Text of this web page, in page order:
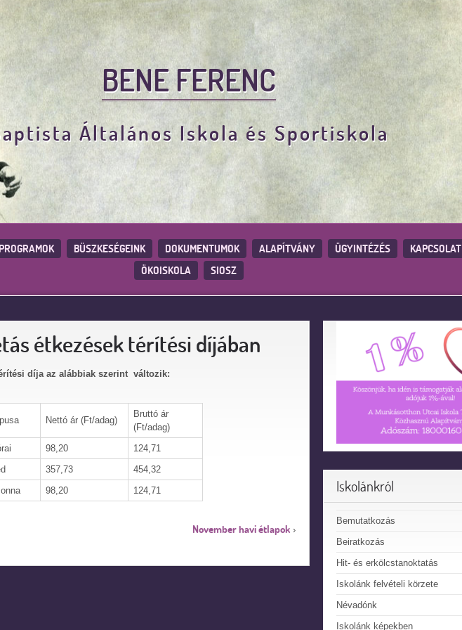
BENE FERENC
Általános Iskola és Sportiskola
PROGRAMOK BÜSZKESÉGEINK DOKUMENTUMOK ALAPÍTVÁNY ÜGYINTÉZÉS KAPCSOLAT
ÖKOISKOLA
SIOSZ
étkezések térítési díjában
díja az alábbiak szerint változik:
Nettó ár (Ft/adag)
Bruttó ár
(Ft/adag)
98,20
124,71
357,73
454,32
98,20 124,71
November havi étlapok›
Iskolánkról
Bemutatkozás
Beiratkozás
Hit- és erkölcstanoktatás
Iskolánk felvételi körzete
Névadónk
Iskolánk képekben